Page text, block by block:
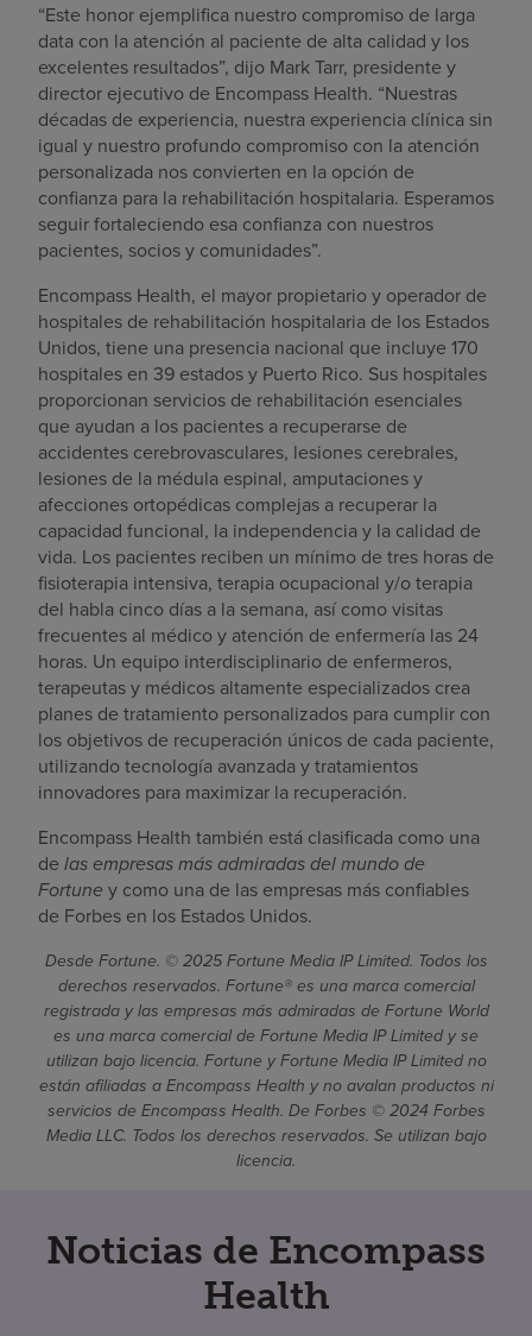
“Este honor ejemplifica nuestro compromiso de larga
data con la atención al paciente de alta calidad y los
excelentes resultados”, dijo Mark Tarr, presidente y
director ejecutivo de Encompass Health. “Nuestras
décadas de experiencia, nuestra experiencia clínica sin
igual y nuestro profundo compromiso con la atención
personalizada nos convierten en la opción de
confianza para la rehabilitación hospitalaria. Esperamos
seguir fortaleciendo esa confianza con nuestros
pacientes, socios y comunidades”.
Encompass Health, el mayor propietario y operador de
hospitales de rehabilitación hospitalaria de los Estados
Unidos, tiene una presencia nacional que incluye 170
hospitales en 39 estados y Puerto Rico. Sus hospitales
proporcionan servicios de rehabilitación esenciales
que ayudan a los pacientes a recuperarse de
accidentes cerebrovasculares, lesiones cerebrales,
lesiones de la médula espinal, amputaciones y
afecciones ortopédicas complejas a recuperar la
capacidad funcional, la independencia y la calidad de
vida. Los pacientes reciben un mínimo de tres horas de
fisioterapia intensiva, terapia ocupacional y/o terapia
del habla cinco días a la semana, así como visitas
frecuentes al médico y atención de enfermería las 24
horas. Un equipo interdisciplinario de enfermeros,
terapeutas y médicos altamente especializados crea
planes de tratamiento personalizados para cumplir con
los objetivos de recuperación únicos de cada paciente,
utilizando tecnología avanzada y tratamientos
innovadores para maximizar la recuperación.
Encompass Health también está clasificada como una
de las empresas más admiradas del mundo de
Fortune y como una de las empresas más confiables
de Forbes en los Estados Unidos.
Desde Fortune. © 2025 Fortune Media IP Limited. Todos los
derechos reservados. Fortune® es una marca comercial
registrada y las empresas más admiradas de Fortune World
es una marca comercial de Fortune Media IP Limited y se
utilizan bajo licencia. Fortune y Fortune Media IP Limited no
están afiliadas a Encompass Health y no avalan productos ni
servicios de Encompass Health. De Forbes © 2024 Forbes
Media LLC. Todos los derechos reservados. Se utilizan bajo
licencia.
Noticias de Encompass
Health